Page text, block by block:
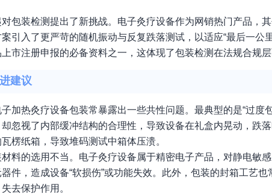
包装检测提出了新挑战。电子灸疗设备作为网销热门产品，
引入了更严苛的随机振动与反复跌落测试，以适应“最后一公
市注册申报的必备资料之一，这体现了包装检测在法规合规层
建议
加热灸疗设备包装常暴露出一些共性问题。最典型的是“过度
忽视了内部缓冲结构的合理性，导致设备在礼盒内晃动，跌
楞纸箱，导致堆码测试中箱体压溃。
料的选用不当。电子灸疗设备属于精密电子产品，对静电敏
件，造成设备“软损伤”或功能失效。此外，包装的封箱工艺
去保护作用。